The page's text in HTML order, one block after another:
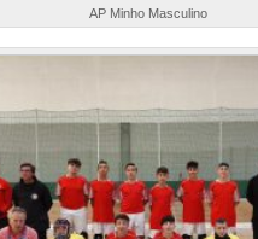
AP Minho Masculino